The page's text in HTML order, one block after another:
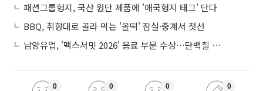
패션그룹형지, 국산 원단 제품에 '애국형지 태그' 단다
BBQ, 취향대로 골라 먹는 '올떡' 잠실·중계서 첫선
남양유업, '맥스서밋 2026' 음료 부문 수상…단백질 음료 거래액 158%↑
0 0 0 0